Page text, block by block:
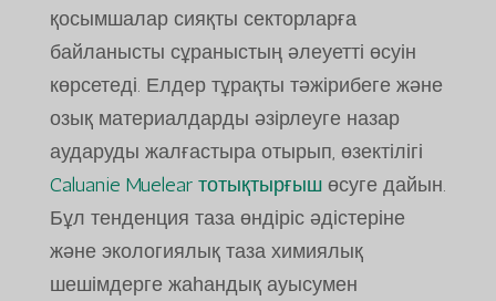
қосымшалар сияқты секторларға
байланысты сұраныстың әлеуетті өсуін
көрсетеді. Елдер тұрақты тәжірибеге және
озық материалдарды әзірлеуге назар
аударуды жалғастыра отырып, өзектілігі
Caluanie Muelear тотықтырғышөсуге дайын.
Бұл тенденция таза өндіріс әдістеріне
және экологиялық таза химиялық
шешімдерге жаһандық ауысумен